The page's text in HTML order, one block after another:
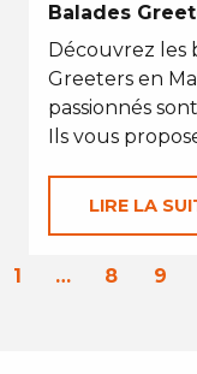
Balades
Découvrez les
Greeters en
passionnés
Ils vous
LIRE LA
1 … 8 9